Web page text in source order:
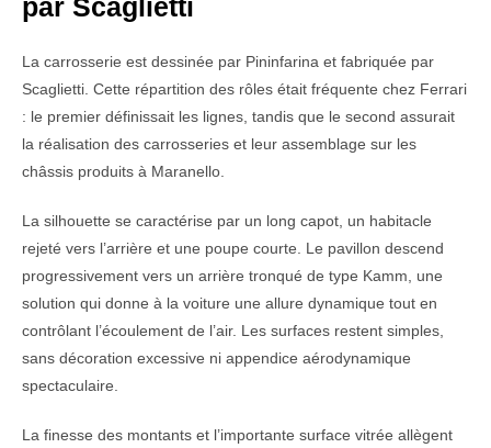
par Scaglietti
La carrosserie est dessinée par Pininfarina et fabriquée par
Scaglietti. Cette répartition des rôles était fréquente chez Ferrari
: le premier définissait les lignes, tandis que le second assurait
la réalisation des carrosseries et leur assemblage sur les
châssis produits à Maranello.
La silhouette se caractérise par un long capot, un habitacle
rejeté vers l’arrière et une poupe courte. Le pavillon descend
progressivement vers un arrière tronqué de type Kamm, une
solution qui donne à la voiture une allure dynamique tout en
contrôlant l’écoulement de l’air. Les surfaces restent simples,
sans décoration excessive ni appendice aérodynamique
spectaculaire.
La finesse des montants et l’importante surface vitrée allègent